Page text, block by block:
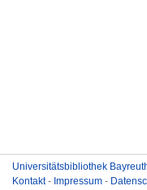
Universitätsbibliothek
Kontakt- Impressum -